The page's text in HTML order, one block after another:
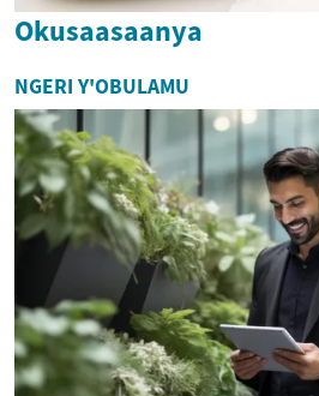
Okusaasaanya
NGERI Y'OBULAMU